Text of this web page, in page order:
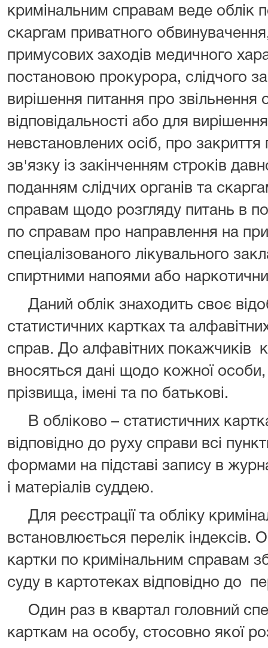
кримінальним справам веде облік
скаргам приватного
примусових заходів медичного
постановою прокурора, слідчого
вирішення питання про звільнення
відповідальності або для
невстановлених осіб, про
зв'язку із закінченням строків
поданням слідчих органів та
справам щодо розгляду питань в
по справам про направлення на
спеціалізованого лікувального
спиртними напоями або
Даний облік знаходить своє
статистичних картках та
справ. До алфавітних покажчиків
вносяться дані щодо кожної
прізвища, імені та по батькові.
В обліково – статистичних
відповідно до руху справи всі
формами на підставі запису в
і матеріалів суддею.
Для реєстрації та обліку
встановлюється перелік індексів.
картки по кримінальним справам
суду в картотеках відповідно до
Один раз в квартал головний
карткам на особу, стосовно якої